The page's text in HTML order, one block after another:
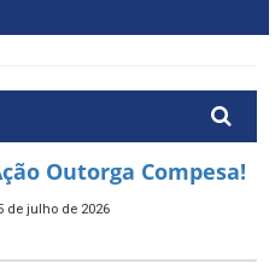
Outorga Compesa!
de julho de 2026